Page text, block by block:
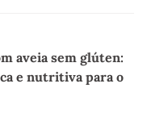
aveia sem glúten:
e nutritiva para o